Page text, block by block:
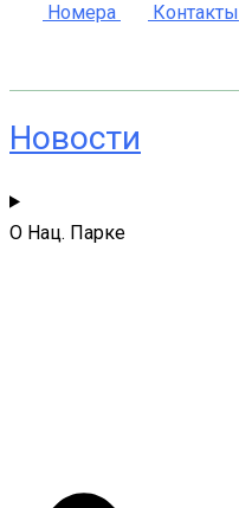
Номера Контакты
Новости
О Нац. Парке